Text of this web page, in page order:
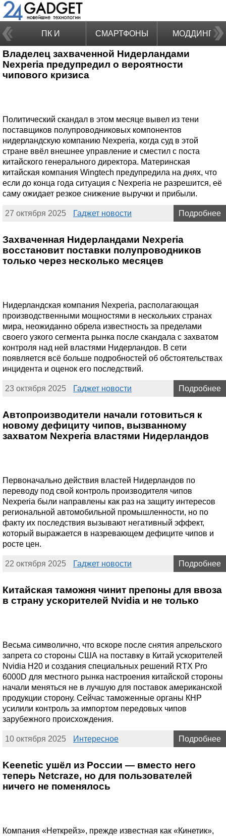
ПК И
НОУТБУКИ
СМАРТФОНЫ МОДДИНГ
Владелец захваченной Нидерландами
Nexperia предупредил о вероятности
чипового кризиса
Политический скандал в этом месяце вывел из тени
поставщиков полупроводниковых компонентов
нидерландскую компанию Nexperia, когда суд в этой
стране ввёл внешнее управление и сместил с поста
китайского генерального директора. Материнская
китайская компания Wingtech предупредила на днях, что
если до конца года ситуация с Nexperia не разрешится, её
саму ожидает резкое снижение выручки и прибыли.
27 октября 2025 Гаджет новости Подробнее
Захваченная Нидерландами Nexperia
восстановит поставки полупроводников
только через несколько месяцев
Нидерландская компания Nexperia, располагающая
производственными мощностями в нескольких странах
мира, неожиданно обрела известность за пределами
своего узкого сегмента рынка после скандала с захватом
контроля над ней властями Нидерландов. В сети
появляется всё больше подробностей об обстоятельствах
инцидента и оценок его последствий.
23 октября 2025 Гаджет новости Подробнее
Автопроизводители начали готовиться к
новому дефициту чипов, вызванному
захватом Nexperia властями Нидерландов
Первоначально действия властей Нидерландов по
переводу под свой контроль производителя чипов
Nexperia были направлены как раз на защиту интересов
региональной автомобильной промышленности, но по
факту их последствия вызывают негативный эффект,
который выражается в назревающем дефиците чипов и
росте цен.
22 октября 2025 Гаджет новости Подробнее
Китайская таможня чинит препоны для ввоза
в страну ускорителей Nvidia и не только
Весьма символично, что вскоре после снятия апрельского
запрета со стороны США на поставку в Китай ускорителей
Nvidia H20 и создания специальных решений RTX Pro
6000D для местного рынка настроения китайской стороны
начали меняться не в лучшую для поставок американской
продукции сторону. Сейчас таможенные органы КНР
усилили контроль за импортом передовых чипов
зарубежного происхождения.
10 октября 2025 Интересное Подробнее
Keenetic ушёл из России — вместо него
теперь Netcraze, но для пользователей
ничего не поменялось
Компания «Неткрейз», прежде известная как «Кинетик»,